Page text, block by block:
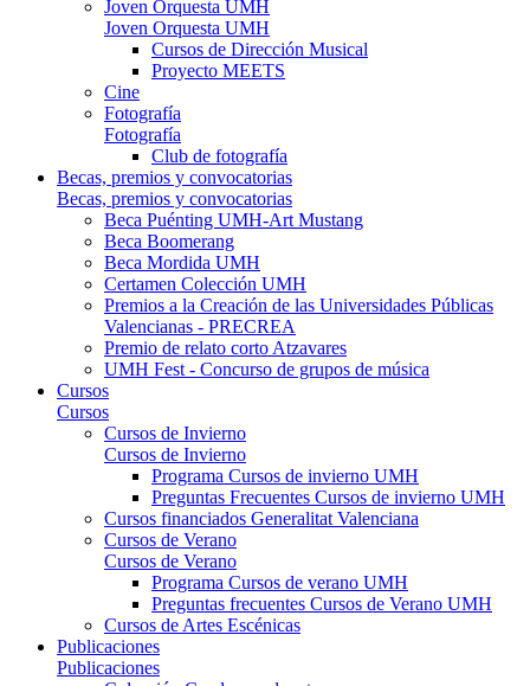
Joven Orquesta UMH
Joven Orquesta UMH
Cursos de Dirección Musical
Proyecto MEETS
Cine
Fotografía
Fotografía
Club de fotografía
Becas, premios y convocatorias
Becas, premios y convocatorias
Beca Puénting UMH-Art Mustang
Beca Boomerang
Beca Mordida UMH
Certamen Colección UMH
Premios a la Creación de las Universidades Públicas
Valencianas - PRECREA
Premio de relato corto Atzavares
UMH Fest - Concurso de grupos de música
Cursos
Cursos
Cursos de Invierno
Cursos de Invierno
Programa Cursos de invierno UMH
Preguntas Frecuentes Cursos de invierno UMH
Cursos financiados Generalitat Valenciana
Cursos de Verano
Cursos de Verano
Programa Cursos de verano UMH
Preguntas frecuentes Cursos de Verano UMH
Cursos de Artes Escénicas
Publicaciones
Publicaciones